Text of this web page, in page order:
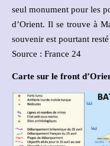
seul monument pour les
d’Orient. Il se trouve à
souvenir est pourtant
Source : France 24
Carte sur le front